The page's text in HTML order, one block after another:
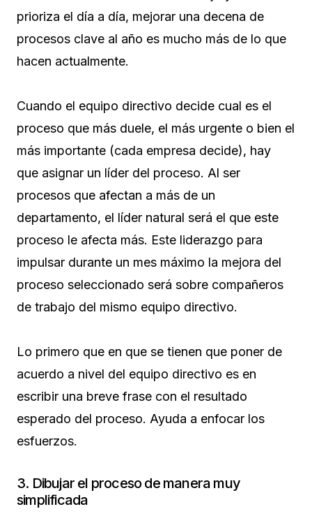
prioriza el día a día, mejorar una decena de
procesos clave al año es mucho más de lo que
hacen actualmente.
Cuando el equipo directivo decide cual es el
proceso que más duele, el más urgente o bien el
más importante (cada empresa decide), hay
que asignar un líder del proceso. Al ser
procesos que afectan a más de un
departamento, el líder natural será el que este
proceso le afecta más. Este liderazgo para
impulsar durante un mes máximo la mejora del
proceso seleccionado será sobre compañeros
de trabajo del mismo equipo directivo.
Lo primero que en que se tienen que poner de
acuerdo a nivel del equipo directivo es en
escribir una breve frase con el resultado
esperado del proceso. Ayuda a enfocar los
esfuerzos.
3. Dibujar el proceso de manera muy
simplificada